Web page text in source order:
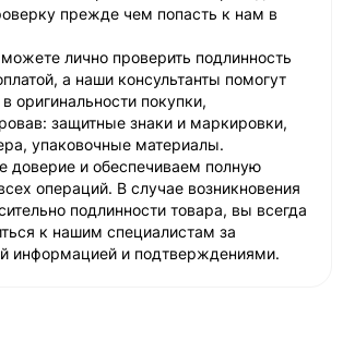
прежде чем попасть к нам в
лично проверить подлинность
а наши консультанты помогут
оригинальности покупки,
защитные знаки и маркировки,
упаковочные материалы.
и обеспечиваем полную
операций. В случае возникновения
подлинности товара, вы всегда
к нашим специалистам за
информацией и подтверждениями.